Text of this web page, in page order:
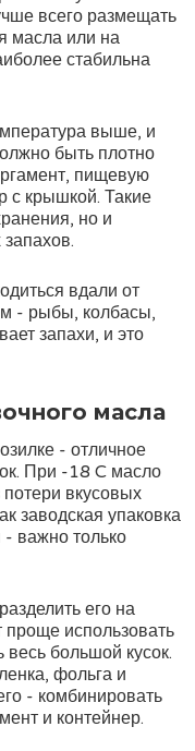
всего размещать
масла или на
стабильна
выше, и
быть плотно
пищевую
с крышкой. Такие
но и
вдали от
- рыбы, колбасы,
запахи, и это
масла
- отличное
При -18 C масло
вкусовых
заводская упаковка
важно только
его на
проще использовать
большой кусок.
фольга и
- комбинировать
и контейнер.